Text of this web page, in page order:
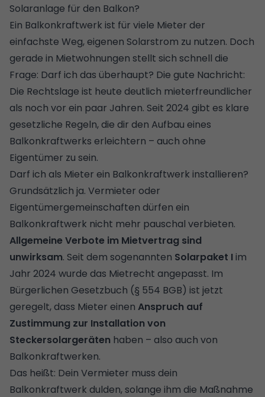
Solaranlage für den Balkon?
Ein Balkonkraftwerk ist für viele Mieter der
einfachste Weg, eigenen Solarstrom zu nutzen. Doch
gerade in Mietwohnungen stellt sich schnell die
Frage: Darf ich das überhaupt? Die gute Nachricht:
Die Rechtslage ist heute deutlich mieterfreundlicher
als noch vor ein paar Jahren. Seit 2024 gibt es klare
gesetzliche Regeln, die dir den Aufbau eines
Balkonkraftwerks erleichtern – auch ohne
Eigentümer zu sein.
Darf ich als Mieter ein Balkonkraftwerk installieren?
Grundsätzlich ja. Vermieter oder
Eigentümergemeinschaften dürfen ein
Balkonkraftwerk nicht mehr pauschal verbieten.
Allgemeine Verbote im Mietvertrag sind
unwirksam. Seit dem sogenannten Solarpaket I im
Jahr 2024 wurde das Mietrecht angepasst. Im
Bürgerlichen Gesetzbuch (§ 554 BGB) ist jetzt
geregelt, dass Mieter einen Anspruch auf
Zustimmung zur Installation von
Steckersolargeräten haben – also auch von
Balkonkraftwerken.
Das heißt: Dein Vermieter muss dein
Balkonkraftwerk dulden, solange ihm die Maßnahme